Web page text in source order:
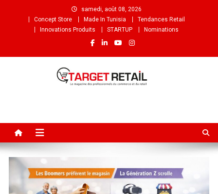
samedi, août 08, 2026
Concept Store
Made In Tunisia
Tendances Retail
Innovations Produits
STARTUP Nominations